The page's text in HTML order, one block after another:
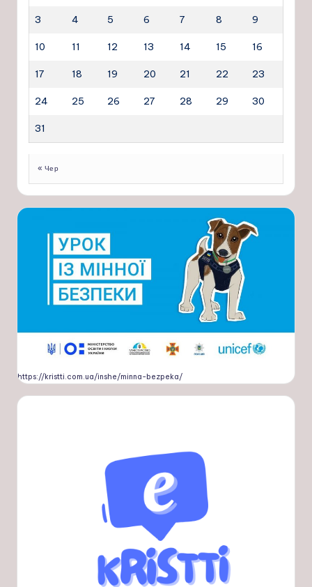
3 4 5 6 7 8 9
10 11 12 13 14 15 16
17 18 19 20 21 22 23
24 25 26 27 28 29 30
31
« Чер
https://kristti.com.ua/inshe/minna-bezpeka/